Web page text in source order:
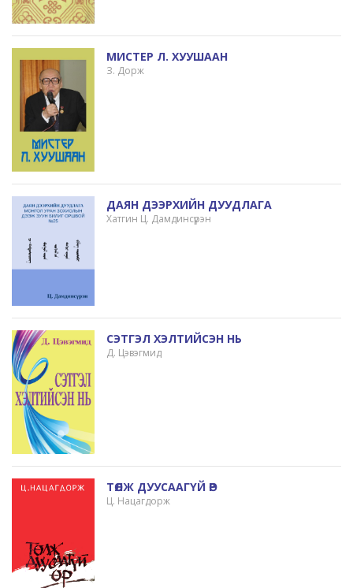
МИСТЕР Л. ХУУШААН
З. Дорж
ДАЯН ДЭЭРХИЙН ДУУДЛАГА
Хатгин Ц. Дамдинсүрэн
СЭТГЭЛ ХЭЛТИЙСЭН НЬ
Д. Цэвэгмид
ТӨЛЖ ДУУСААГҮЙ ӨР
Ц. Нацагдорж